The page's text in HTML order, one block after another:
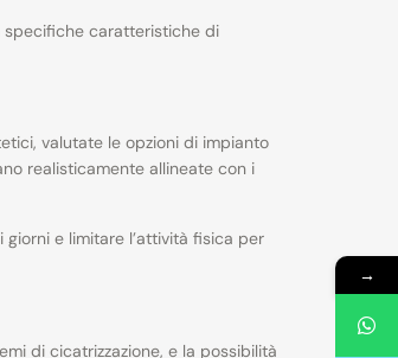
specifiche caratteristiche di
valutate le opzioni di impianto
realisticamente allineate con i
e limitare l’attività fisica per
di cicatrizzazione, e la possibilità
→